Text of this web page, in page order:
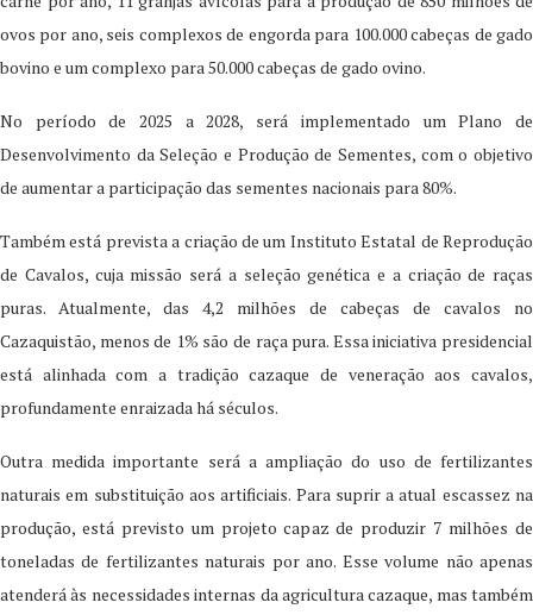
ovos por ano, seis complexos de engorda para 100.000 cabeças de gado
bovino e um complexo para 50.000 cabeças de gado ovino.
No período de 2025 a 2028, será implementado um Plano de
Desenvolvimento da Seleção e Produção de Sementes, com o objetivo
de aumentar a participação das sementes nacionais para 80%.
Também está prevista a criação de um Instituto Estatal de Reprodução
de Cavalos, cuja missão será a seleção genética e a criação de raças
puras. Atualmente, das 4,2 milhões de cabeças de cavalos no
Cazaquistão, menos de 1% são de raça pura. Essa iniciativa presidencial
está alinhada com a tradição cazaque de veneração aos cavalos,
profundamente enraizada há séculos.
Outra medida importante será a ampliação do uso de fertilizantes
naturais em substituição aos artificiais. Para suprir a atual escassez na
produção, está previsto um projeto capaz de produzir 7 milhões de
toneladas de fertilizantes naturais por ano. Esse volume não apenas
atenderá às necessidades internas da agricultura cazaque, mas também